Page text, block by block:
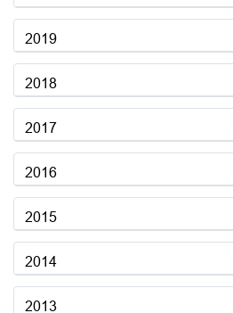
2019
2018
2017
2016
2015
2014
2013